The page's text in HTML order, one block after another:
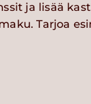
ja lisää
Tarjoa